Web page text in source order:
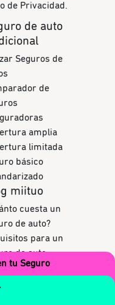
tu Seguro
de Privacidad.
de auto
Seguros de
de
amplia
limitada
básico
miituo
cuesta un
de auto?
para un
de auto
por km vs
de seguros por